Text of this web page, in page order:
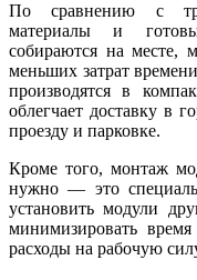
По сравнению с
материалы и
собираются на месте,
меньших затрат
производятся в
облегчает доставку в
проезду и парковке.
Кроме того, монтаж
нужно — это
установить модули
минимизировать
расходы на рабочую